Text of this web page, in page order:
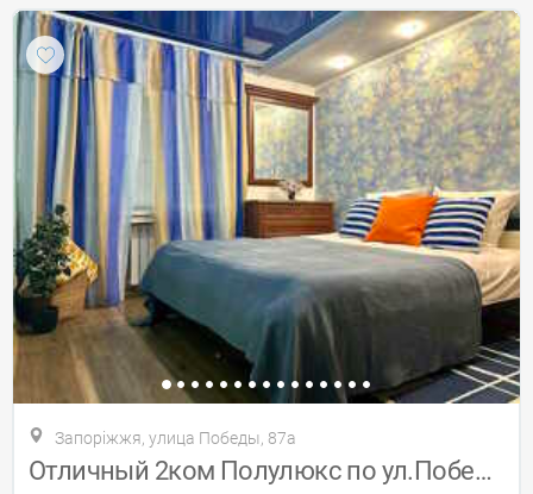
Запоріжжя, улица Победы, 87а
Отличный 2ком Полулюкс по ул.Победы,87а